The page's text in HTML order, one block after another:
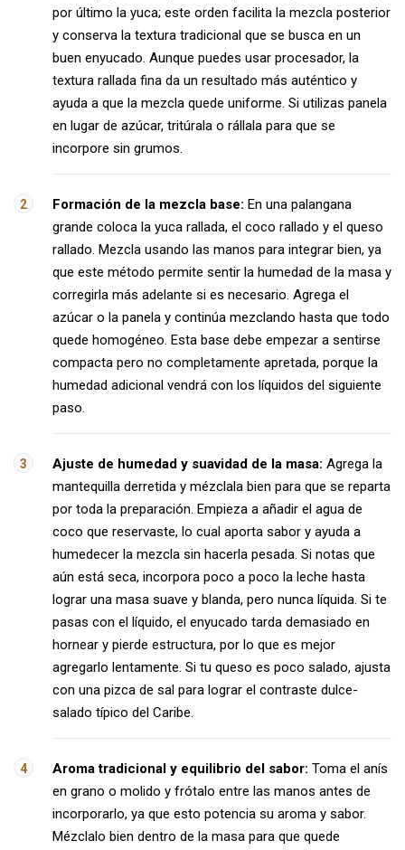
por último la yuca; este orden facilita la mezcla posterior
y conserva la textura tradicional que se busca en un
buen enyucado. Aunque puedes usar procesador, la
textura rallada fina da un resultado más auténtico y
ayuda a que la mezcla quede uniforme. Si utilizas panela
en lugar de azúcar, tritúrala o rállala para que se
incorpore sin grumos.
Formación de la mezcla base: En una palangana
grande coloca la yuca rallada, el coco rallado y el queso
rallado. Mezcla usando las manos para integrar bien, ya
que este método permite sentir la humedad de la masa y
corregirla más adelante si es necesario. Agrega el
azúcar o la panela y continúa mezclando hasta que todo
quede homogéneo. Esta base debe empezar a sentirse
compacta pero no completamente apretada, porque la
humedad adicional vendrá con los líquidos del siguiente
paso.
Ajuste de humedad y suavidad de la masa: Agrega la
mantequilla derretida y mézclala bien para que se reparta
por toda la preparación. Empieza a añadir el agua de
coco que reservaste, lo cual aporta sabor y ayuda a
humedecer la mezcla sin hacerla pesada. Si notas que
aún está seca, incorpora poco a poco la leche hasta
lograr una masa suave y blanda, pero nunca líquida. Si te
pasas con el líquido, el enyucado tarda demasiado en
hornear y pierde estructura, por lo que es mejor
agregarlo lentamente. Si tu queso es poco salado, ajusta
con una pizca de sal para lograr el contraste dulce-
salado típico del Caribe.
Aroma tradicional y equilibrio del sabor: Toma el anís
en grano o molido y frótalo entre las manos antes de
incorporarlo, ya que esto potencia su aroma y sabor.
Mézclalo bien dentro de la masa para que quede